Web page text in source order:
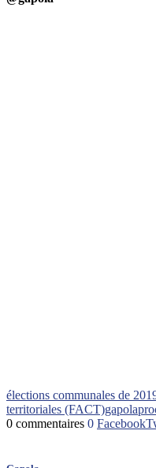
élections communales de
territoriales (FACT)gapola
0 commentaires 0 Facebook